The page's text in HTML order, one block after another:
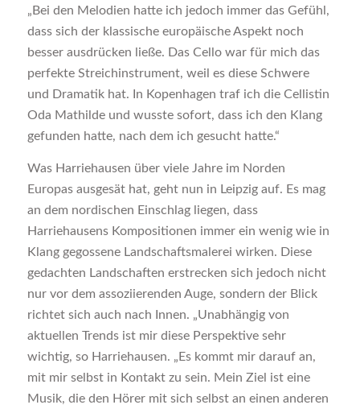
„Bei den Melodien hatte ich jedoch immer das Gefühl,
dass sich der klassische europäische Aspekt noch
besser ausdrücken ließe. Das Cello war für mich das
perfekte Streichinstrument, weil es diese Schwere
und Dramatik hat. In Kopenhagen traf ich die Cellistin
Oda Mathilde und wusste sofort, dass ich den Klang
gefunden hatte, nach dem ich gesucht hatte.“
Was Harriehausen über viele Jahre im Norden
Europas ausgesät hat, geht nun in Leipzig auf. Es mag
an dem nordischen Einschlag liegen, dass
Harriehausens Kompositionen immer ein wenig wie in
Klang gegossene Landschaftsmalerei wirken. Diese
gedachten Landschaften erstrecken sich jedoch nicht
nur vor dem assoziierenden Auge, sondern der Blick
richtet sich auch nach Innen. „Unabhängig von
aktuellen Trends ist mir diese Perspektive sehr
wichtig, so Harriehausen. „Es kommt mir darauf an,
mit mir selbst in Kontakt zu sein. Mein Ziel ist eine
Musik, die den Hörer mit sich selbst an einen anderen